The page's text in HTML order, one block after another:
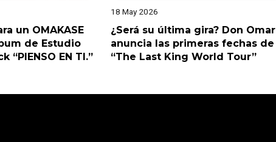
un OMAKASE
de Estudio
“PIENSO EN TI.”
18 May 2026
¿Será su última gira? Don Omar
anuncia las primeras fechas de
“The Last King World Tour”